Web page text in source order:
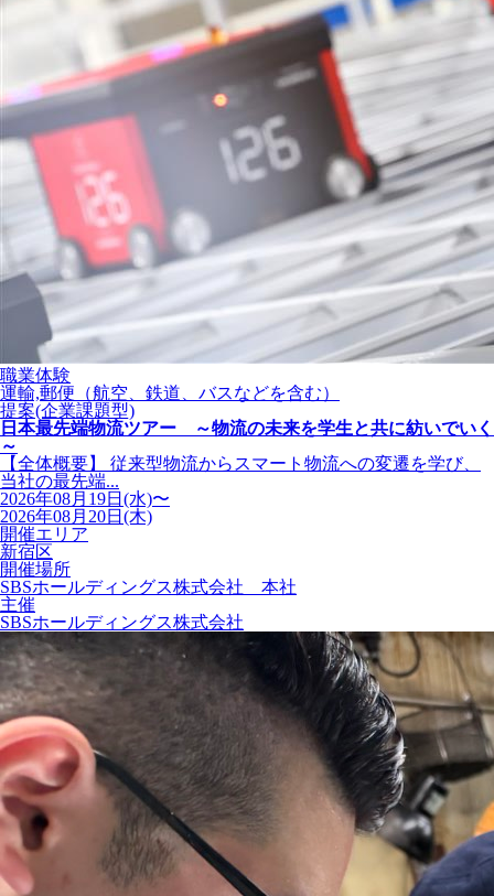
職業体験
運輸,郵便（航空、鉄道、バスなどを含む）
提案(企業課題型)
日本最先端物流ツアー ～物流の未来を学生と共に紡いでいく
～
【全体概要】 従来型物流からスマート物流への変遷を学び、
当社の最先端...
2026年08月19日(水)〜
2026年08月20日(木)
開催エリア
新宿区
開催場所
SBSホールディングス株式会社 本社
主催
SBSホールディングス株式会社